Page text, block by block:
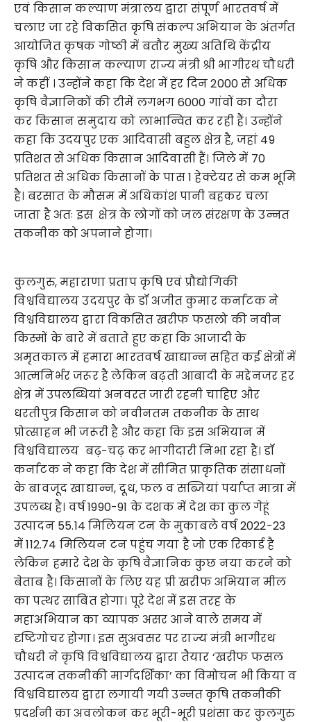
एवं किसान कल्याण मंत्रालय द्वारा संपूर्ण भारतवर्ष में
चलाए जा रहे विकसित कृषि संकल्प अभियान के अंतर्गत
आयोजित कृषक गोष्ठी में बतौर मुख्य अतिथि केंद्रीय
कृषि और किसान कल्याण राज्य मंत्री श्री भागीरथ चौधरी
ने कहीं । उन्होंने कहा कि देश में हर दिन 2000 से अधिक
कृषि वैज्ञानिकों की टीमें लगभग 6000 गांवों का दौरा
कर किसान समुदाय को लाभान्वित कर रही हैं। उन्होंने
कहा कि उदयपुर एक आदिवासी बहुल क्षेत्र है, जहां 49
प्रतिशत से अधिक किसान आदिवासी हैं। जिले में 70
प्रतिशत से अधिक किसानों के पास 1 हेक्टेयर से कम भूमि
है। बरसात के मौसम में अधिकांश पानी बहकर चला
जाता है अतः इस क्षेत्र के लोगों को जल संरक्षण के उन्नत
तकनीक को अपनाने होगा।
कुलगुरु, महाराणा प्रताप कृषि एवं प्रौद्योगिकी
विश्वविद्यालय उदयपुर के डॉ अजीत कुमार कर्नाटक ने
विश्वविद्यालय द्वारा विकसित खरीफ फसलो की नवीन
किस्मों के बारे में बताते हुए कहा कि आजादी के
अमृतकाल में हमारा भारतवर्ष खाद्यान्न सहित कई क्षेत्रों में
आत्मनिर्भर जरूर है लेकिन बढ़ती आबादी के मद्देनजर हर
क्षेत्र में उपलब्धियां अनवरत जारी रहनी चाहिए और
धरतीपुत्र किसान को नवीनतम तकनीक के साथ
प्रोत्साहन भी जरूरी है और कहा कि इस अभियान में
विश्वविद्यालय बढ़-चढ़ कर भागीदारी निभा रहा है। डॉ
कर्नाटक ने कहा कि देश में सीमित प्राकृतिक संसाधनों
के बावजूद खाद्यान्न, दूध, फल व सब्जियां पर्याप्त मात्रा में
उपलब्ध है। वर्ष 1990-91 के दशक में देश का कुल गेहूं
उत्पादन 55.14 मिलियन टन के मुकाबले वर्ष 2022-23
में 112.74 मिलियन टन पहुंच गया है जो एक रिकार्ड है
लेकिन हमारे देश के कृषि वैज्ञानिक कुछ नया करने को
बेताब है। किसानों के लिए यह प्री खरीफ अभियान मील
का पत्थर साबित होगा। पूरे देश में इस तरह के
महाअभियान का व्यापक असर आने वाले समय में
दृष्टिगोचर होगा। इस सुअवसर पर राज्य मंत्री भागीरथ
चौधरी ने कृषि विश्वविद्यालय द्वारा तैयार ‘खरीफ फसल
उत्पादन तकनीकी मार्गदर्शिका’ का विमोचन भी किया व
विश्वविद्यालय द्वारा लगायी गयी उन्नत कृषि तकनीकी
प्रदर्शनी का अवलोकन कर भूरी-भूरी प्रशंसा कर कुलगुरु